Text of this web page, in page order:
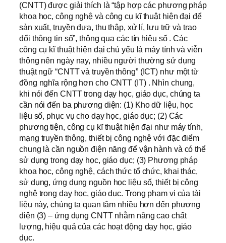
(CNTT) được giải thích là “tập hợp các phương pháp
khoa học, công nghệ và công cụ kĩ thuật hiện đại để
sản xuất, truyền đưa, thu thập, xử lí, lưu trữ và trao
đổi thông tin số”, thông qua các tín hiệu số . Các
công cụ kĩ thuật hiện đại chủ yếu là máy tính và viễn
thông nên ngày nay, nhiều người thường sử dụng
thuật ngữ “CNTT và truyền thông” (ICT) như một từ
đồng nghĩa rộng hơn cho CNTT (IT) . Nhìn chung,
khi nói đến CNTT trong dạy học, giáo dục, chúng ta
cần nói đến ba phương diện: (1) Kho dữ liệu, học
liệu số, phục vụ cho dạy học, giáo dục; (2) Các
phương tiện, công cụ kĩ thuật hiện đại như máy tính,
mạng truyền thông, thiết bị công nghệ với đặc điểm
chung là cần nguồn điện năng để vận hành và có thể
sử dụng trong dạy học, giáo dục; (3) Phương pháp
khoa học, công nghệ, cách thức tổ chức, khai thác,
sử dụng, ứng dụng nguồn học liệu số, thiết bị công
nghệ trong dạy học, giáo dục. Trong phạm vi của tài
liệu này, chúng ta quan tâm nhiều hơn đến phương
diện (3) – ứng dụng CNTT nhằm nâng cao chất
lượng, hiệu quả của các hoạt động dạy học, giáo
dục.